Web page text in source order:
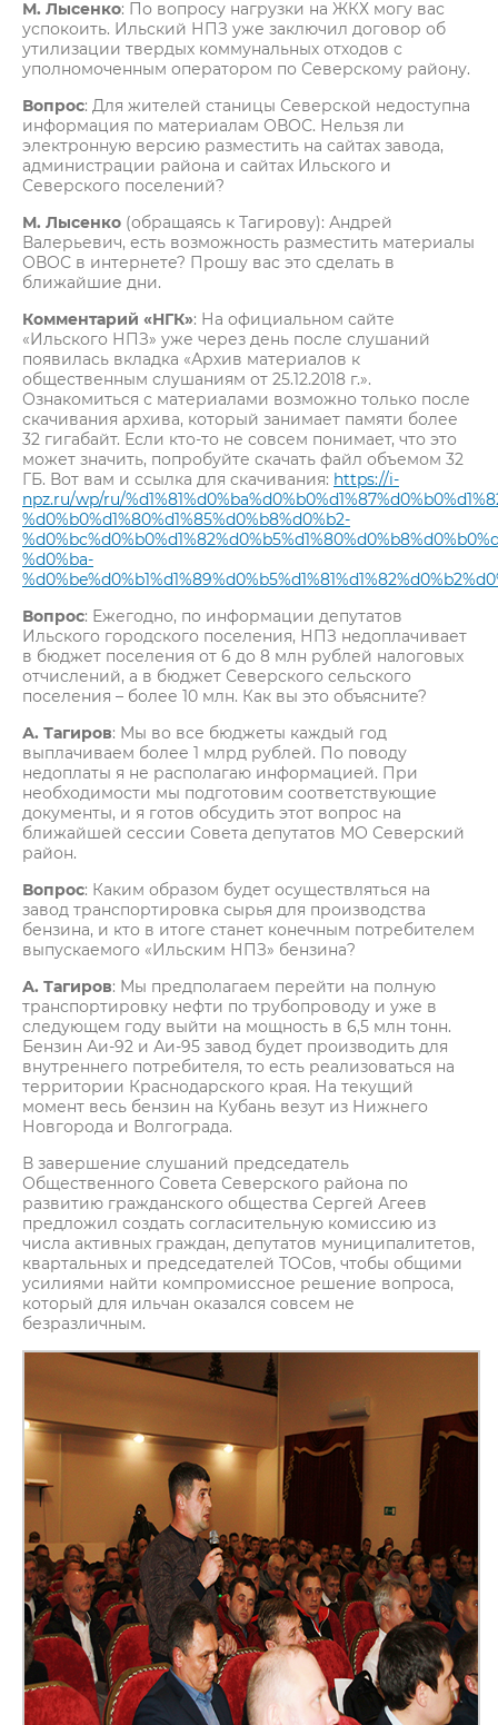
М. Лысенко: По вопросу нагрузки на ЖКХ могу вас
успокоить. Ильский НПЗ уже заключил договор об
утилизации твердых коммунальных отходов с
уполномоченным оператором по Северскому району.
Вопрос: Для жителей станицы Северской недоступна
информация по материалам ОВОС. Нельзя ли
электронную версию разместить на сайтах завода,
администрации района и сайтах Ильского и
Северского поселений?
М. Лысенко (обращаясь к Тагирову): Андрей
Валерьевич, есть возможность разместить материалы
ОВОС в интернете? Прошу вас это сделать в
ближайшие дни.
Комментарий «НГК»: На официальном сайте
«Ильского НПЗ» уже через день после слушаний
появилась вкладка «Архив материалов к
общественным слушаниям от 25.12.2018 г.».
Ознакомиться с материалами возможно только после
скачивания архива, который занимает памяти более
32 гигабайт. Если кто-то не совсем понимает, что это
может значить, попробуйте скачать файл объемом 32
ГБ. Вот вам и ссылка для скачивания: https://i-
npz.ru/wp/ru/
%d0%b0%d1%80%d1%85%d0%b8%d0%b2-
%d0%ba-
Вопрос: Ежегодно, по информации депутатов
Ильского городского поселения, НПЗ недоплачивает
в бюджет поселения от 6 до 8 млн рублей налоговых
отчислений, а в бюджет Северского сельского
поселения – более 10 млн. Как вы это объясните?
А. Тагиров: Мы во все бюджеты каждый год
выплачиваем более 1 млрд рублей. По поводу
недоплаты я не располагаю информацией. При
необходимости мы подготовим соответствующие
документы, и я готов обсудить этот вопрос на
ближайшей сессии Совета депутатов МО Северский
район.
Вопрос: Каким образом будет осуществляться на
завод транспортировка сырья для производства
бензина, и кто в итоге станет конечным потребителем
выпускаемого «Ильским НПЗ» бензина?
А. Тагиров: Мы предполагаем перейти на полную
транспортировку нефти по трубопроводу и уже в
следующем году выйти на мощность в 6,5 млн тонн.
Бензин Аи-92 и Аи-95 завод будет производить для
внутреннего потребителя, то есть реализоваться на
территории Краснодарского края. На текущий
момент весь бензин на Кубань везут из Нижнего
Новгорода и Волгограда.
В завершение слушаний председатель
Общественного Совета Северского района по
развитию гражданского общества Сергей Агеев
предложил создать согласительную комиссию из
числа активных граждан, депутатов муниципалитетов,
квартальных и председателей ТОСов, чтобы общими
усилиями найти компромиссное решение вопроса,
который для ильчан оказался совсем не
безразличным.